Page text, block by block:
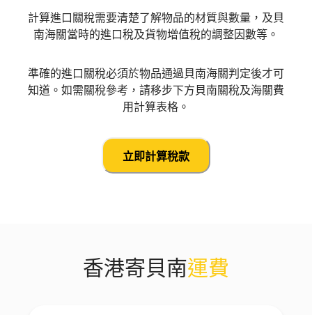
計算進口關稅需要清楚了解物品的材質與數量，及貝
南海關當時的進口稅及貨物增值稅的調整因數等。
準確的進口關稅必須於物品通過貝南海關判定後才可
知道。如需關稅參考，請移步下方貝南關稅及海關費
用計算表格。
立即計算稅款
香港寄貝南運費